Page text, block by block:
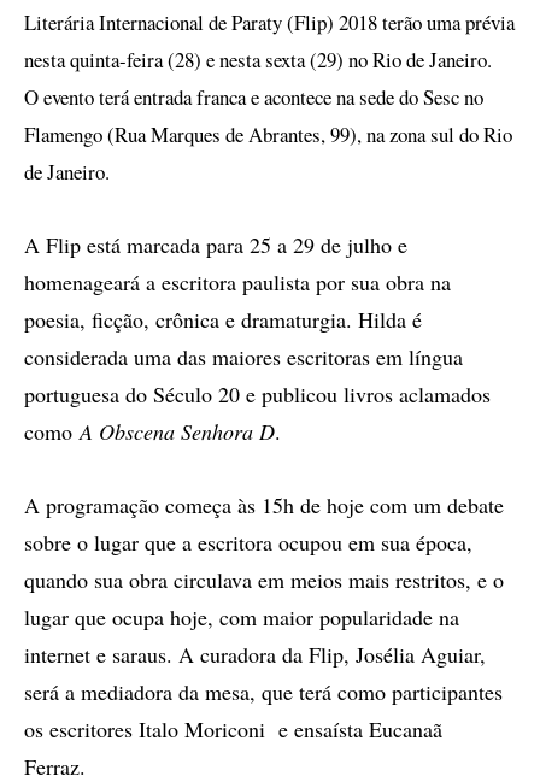
Literária Internacional de Paraty (Flip) 2018 terão uma prévia
nesta quinta-feira (28) e nesta sexta (29) no Rio de Janeiro.
O evento terá entrada franca e acontece na sede do Sesc no
Flamengo (Rua Marques de Abrantes, 99), na zona sul do Rio
de Janeiro.
A Flip está marcada para 25 a 29 de julho e
homenageará a escritora paulista por sua obra na
poesia, ficção, crônica e dramaturgia. Hilda é
considerada uma das maiores escritoras em língua
portuguesa do Século 20 e publicou livros aclamados
comoA Obscena Senhora D.
A programação começa às 15h de hoje com um debate
sobre o lugar que a escritora ocupou em sua época,
quando sua obra circulava em meios mais restritos, e o
lugar que ocupa hoje, com maior popularidade na
internet e saraus. A curadora da Flip, Josélia Aguiar,
será a mediadora da mesa, que terá como participantes
os escritores Italo Moriconi e ensaísta Eucanaã
Ferraz.